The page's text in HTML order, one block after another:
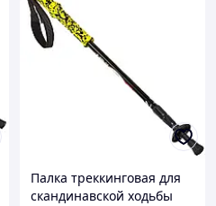
Палка треккинговая для
скандинавской ходьбы